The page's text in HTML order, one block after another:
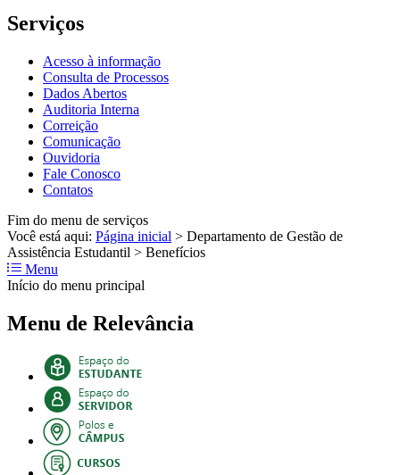
Serviços
Acesso à informação
Consulta de Processos
Dados Abertos
Auditoria Interna
Correição
Comunicação
Ouvidoria
Fale Conosco
Contatos
Fim do menu de serviços
Você está aqui: Página inicial > Departamento de Gestão de
Assistência Estudantil > Benefícios
Menu
Início do menu principal
Menu de Relevância